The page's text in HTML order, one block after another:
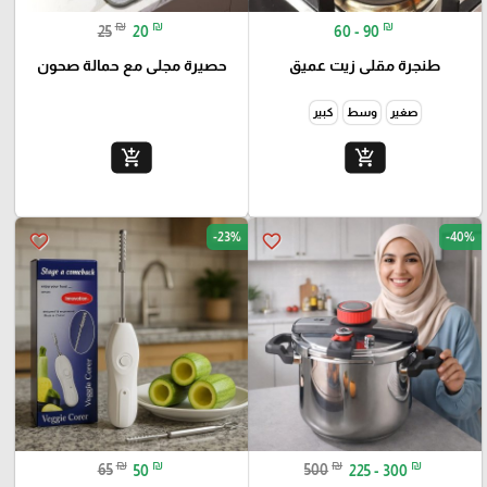
60 - 90 ₪
طنجرة مقلى زيت عميق
صغير وسط كبير
add_shopping_cart
25 ₪ 20 ₪
حصيرة مجلى مع حمالة صحون
add_shopping_cart
favorite_border -40%
500 ₪ 225 - 300 ₪
favorite_border -23%
65 ₪ 50 ₪